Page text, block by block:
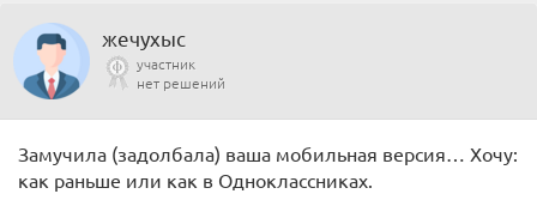
жечухыс
участник
нет решений
Замучила (задолбала) ваша мобильная версия… Хочу:
как раньше или как в Одноклассниках.